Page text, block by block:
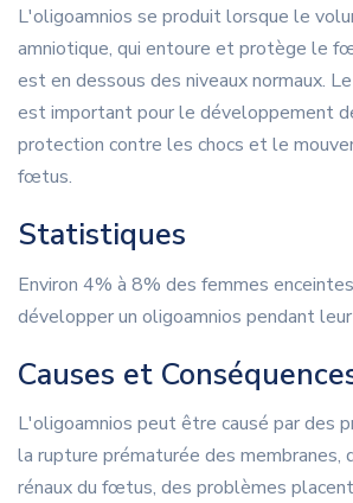
L'oligoamnios se produit lorsque le
amniotique, qui entoure et protège le
est en dessous des niveaux normaux.
est important pour le développement
protection contre les chocs et le
fœtus.
Statistiques
Environ 4% à 8% des femmes
développer un oligoamnios pendant
Causes et
L'oligoamnios peut être causé par des
la rupture prématurée des membranes,
rénaux du fœtus, des problèmes